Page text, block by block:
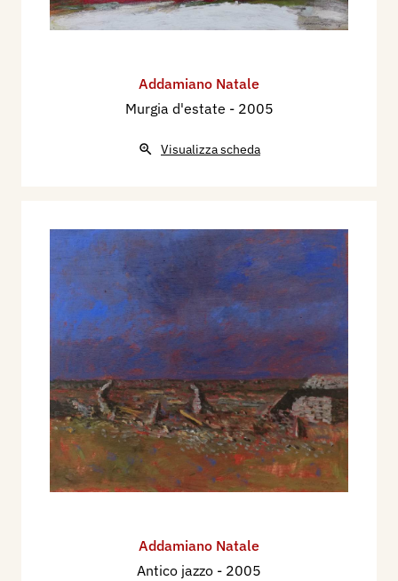
Addamiano Natale
Murgia d'estate - 2005
Visualizza scheda
Addamiano Natale
Antico jazzo - 2005